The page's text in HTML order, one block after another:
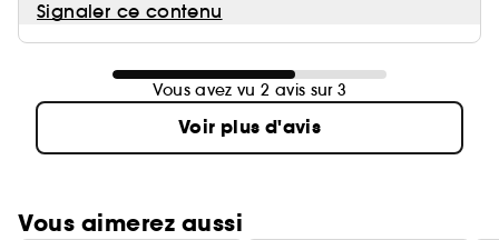
Signaler ce contenu
Vous avez vu 2 avis sur 3
Voir plus d'avis
Vous aimerez aussi